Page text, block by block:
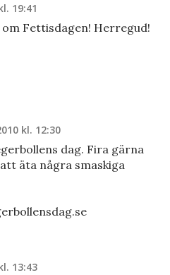
19:41
Fettisdagen! Herregud!
kl. 12:30
dag. Fira gärna
äta några smaskiga
13:43